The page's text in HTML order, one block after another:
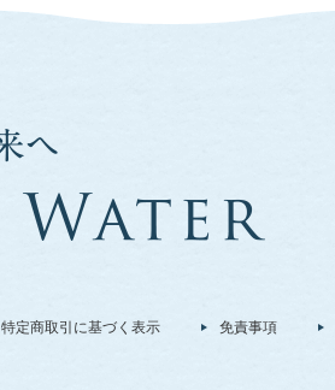
特定商取引に基づく表示 免責事項